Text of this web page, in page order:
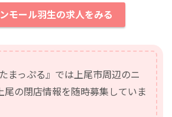
モール羽生の求人をみる
まっぷる』では上尾市周辺のニ
尾の閉店情報を随時募集していま